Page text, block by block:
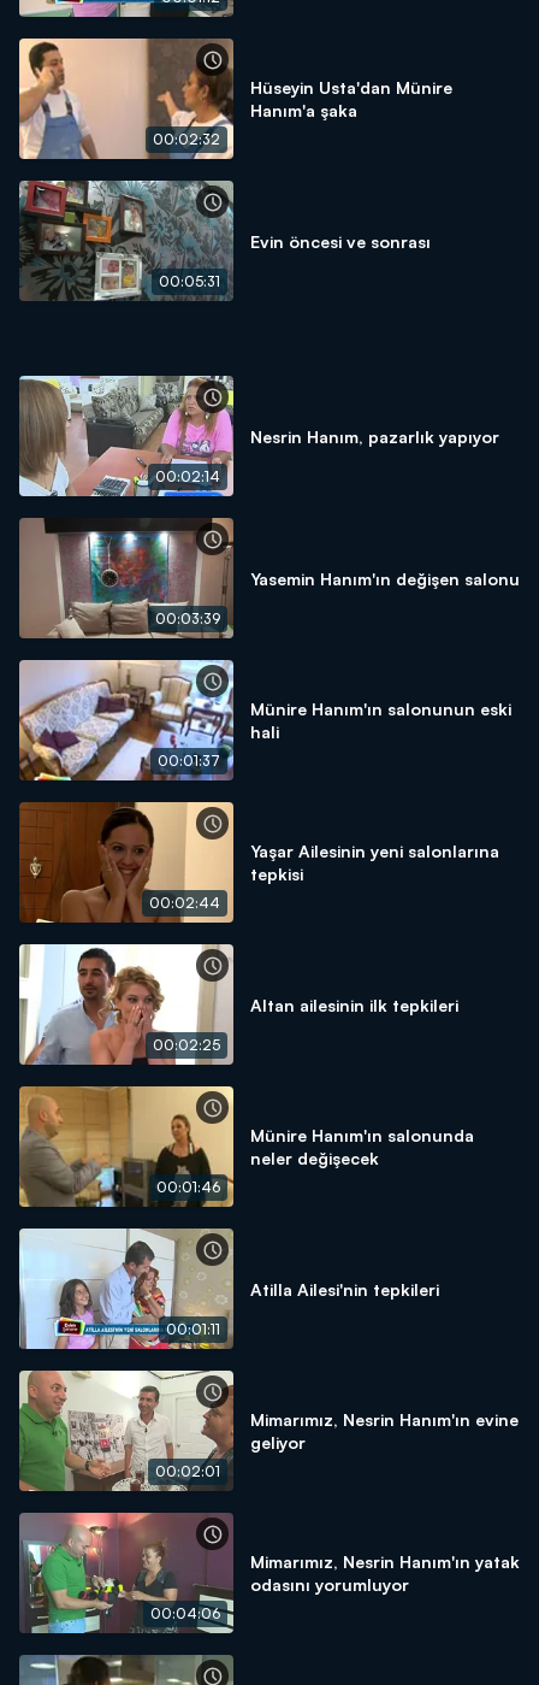
00:02:32
Hüseyin Usta'dan Münire
Hanım'a şaka
00:05:31
Evin öncesi ve sonrası
00:02:14
Nesrin Hanım, pazarlık yapıyor
00:03:39
Yasemin Hanım'ın değişen salonu
00:01:37
Münire Hanım'ın salonunun eski
hali
00:02:44
Yaşar Ailesinin yeni salonlarına
tepkisi
00:02:25
Altan ailesinin ilk tepkileri
00:01:46
Münire Hanım'ın salonunda
neler değişecek
00:01:11
Atilla Ailesi'nin tepkileri
00:02:01
Mimarımız, Nesrin Hanım'ın evine
geliyor
00:04:06
Mimarımız, Nesrin Hanım'ın yatak
odasını yorumluyor